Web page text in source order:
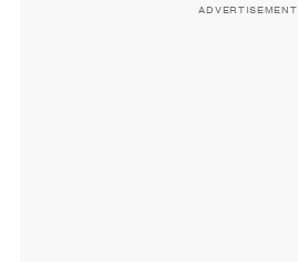
ADVERTISEMENT